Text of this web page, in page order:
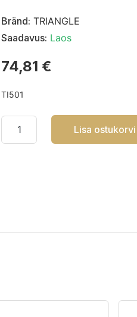
Bränd: TRIANGLE
Saadavus: Laos
74,81 €
TI501
Lisa ostukorvi